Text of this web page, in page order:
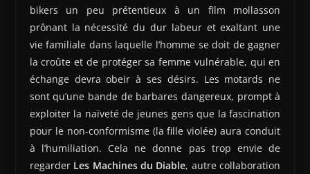
bikers un peu prétentieux à un film mollasson
prônant la nécessité du dur labeur et exaltant une
vie familiale dans laquelle l’homme se doit de gagner
la croûte et de protéger sa femme vulnérable, qui en
échange devra obeir à ses désirs. Les motards ne
sont qu’une bande de barbares dangereux, prompt à
exploiter la naïveté de jeunes gens que la fascination
pour le non-conformisme (la fille violée) aura conduit
à l’humiliation. Cela ne donne pas trop envie de
regarder Les Machines du Diable, autre collaboration